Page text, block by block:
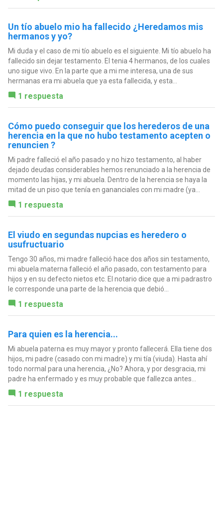
Un tío abuelo mio ha fallecido ¿Heredamos mis
hermanos y yo?
Mi duda y el caso de mi tío abuelo es el siguiente. Mi tío abuelo ha
fallecido sin dejar testamento. El tenia 4 hermanos, de los cuales
uno sigue vivo. En la parte que a mi me interesa, una de sus
hermanas era mi abuela que ya esta fallecida, y esta...
1 respuesta
Cómo puedo conseguir que los herederos de una
herencia en la que no hubo testamento acepten o
renuncien ?
Mi padre falleció el año pasado y no hizo testamento, al haber
dejado deudas considerables hemos renunciado a la herencia de
momento las hijas, y mi abuela. Dentro de la herencia se haya la
mitad de un piso que tenía en gananciales con mi madre (ya...
1 respuesta
El viudo en segundas nupcias es heredero o
usufructuario
Tengo 30 años, mi madre falleció hace dos años sin testamento,
mi abuela materna falleció el año pasado, con testamento para
hijos y en su defecto nietos etc. El notario dice que a mi padrastro
le corresponde una parte de la herencia que debió...
1 respuesta
Para quien es la herencia...
Mi abuela paterna es muy mayor y pronto fallecerá. Ella tiene dos
hijos, mi padre (casado con mi madre) y mi tía (viuda). Hasta ahí
todo normal para una herencia, ¿No? Ahora, y por desgracia, mi
padre ha enfermado y es muy probable que fallezca antes...
1 respuesta